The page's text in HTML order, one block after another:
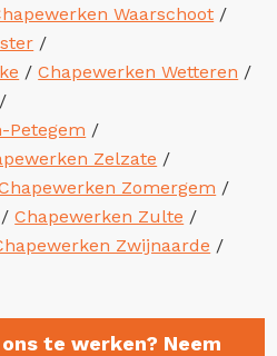
Waarschoot /
/
/Chapewerken Wetteren /
/
Petegem /
Zelzate /
Zomergem /
/Chapewerken Zulte /
Zwijnaarde /
te werken? Neem